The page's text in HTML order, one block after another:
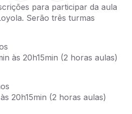
para participar da aula
Serão três turmas
às 20h15min (2 horas aulas)
20h15min (2 horas aulas)